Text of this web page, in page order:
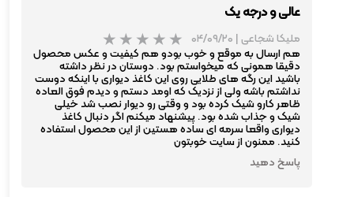
عالی و درجه یک
ملیکا شجاعی| ۰۴/۰۹/۲۰
هم ارسال به موقع و خوب بودو هم کیفیت و عکس محصول
دقیقا همونی که میخواستم بود. دوستان در نظر داشته
باشید این رگه های طلایی روی این کاغذ دیواری با اینکه دوست
نداشتم باشه ولی از نزدیک که اومد دستم و دیدم فوق العاده
ظاهر کارو شیک کرده بود و وقتی رو دیوار نصب شد خیلی
شیک و جذاب شده بود. پیشنهاد میکنم اگر دنبال کاغذ
دیواری واقعا سرمه ای ساده هستین از این محصول استفاده
کنید. ممنون از سایت خوبتون
پاسخ دهید